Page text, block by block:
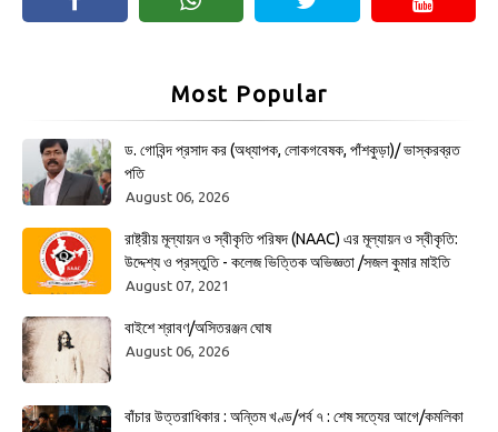
Most Popular
ড. গোবিন্দ প্রসাদ কর (অধ্যাপক, লোকগবেষক, পাঁশকুড়া)/ ভাস্করব্রত
পতি
August 06, 2026
রাষ্ট্রীয় মূল্যায়ন ও স্বীকৃতি পরিষদ (NAAC) এর মূল্যায়ন ও স্বীকৃতি:
উদ্দেশ্য ও প্রস্তুতি - কলেজ ভিত্তিক অভিজ্ঞতা /সজল কুমার মাইতি
August 07, 2021
বাইশে শ্রাবণ/অসিতরঞ্জন ঘোষ
August 06, 2026
বাঁচার উত্তরাধিকার : অন্তিম খণ্ড/পর্ব ৭ : শেষ সত্যের আগে/কমলিকা